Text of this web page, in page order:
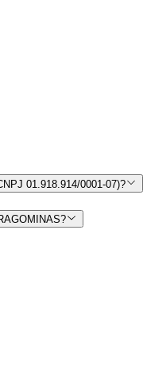
01.918.914/0001-07)?